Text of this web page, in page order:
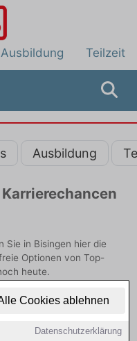
Cookies ablehnen
Datenschutzerklärung
Ausbildung Teilzeit
Ausbildung
Sie in Bisingen hier die
Optionen von Top-
heute.
Aktuell gibt
Quereinsteiger